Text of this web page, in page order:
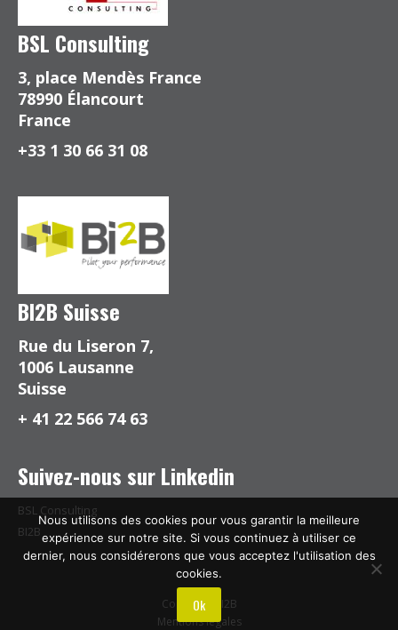
BSL Consulting
3, place Mendès France
78990 Élancourt
France
+33 1 30 66 31 08
BI2B Suisse
Rue du Liseron 7,
1006 Lausanne
Suisse
+ 41 22 566 74 63
Suivez-nous sur Linkedin
BSL Consulting
BI2B
Copyright BI2B
Mentions légales
Nous utilisons des cookies pour vous garantir la meilleure
expérience sur notre site. Si vous continuez à utiliser ce
dernier, nous considérerons que vous acceptez l'utilisation des
cookies.
Ok